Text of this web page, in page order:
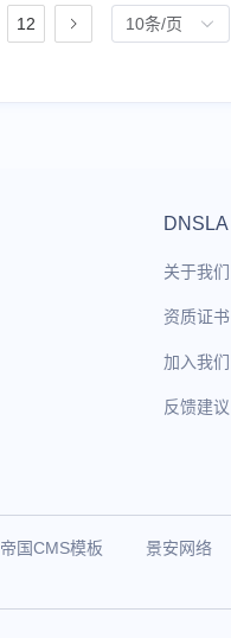
12 10条/页
DNSLA
关于我们
资质证书
加入我们
反馈建议
帝国CMS模板 景安网络